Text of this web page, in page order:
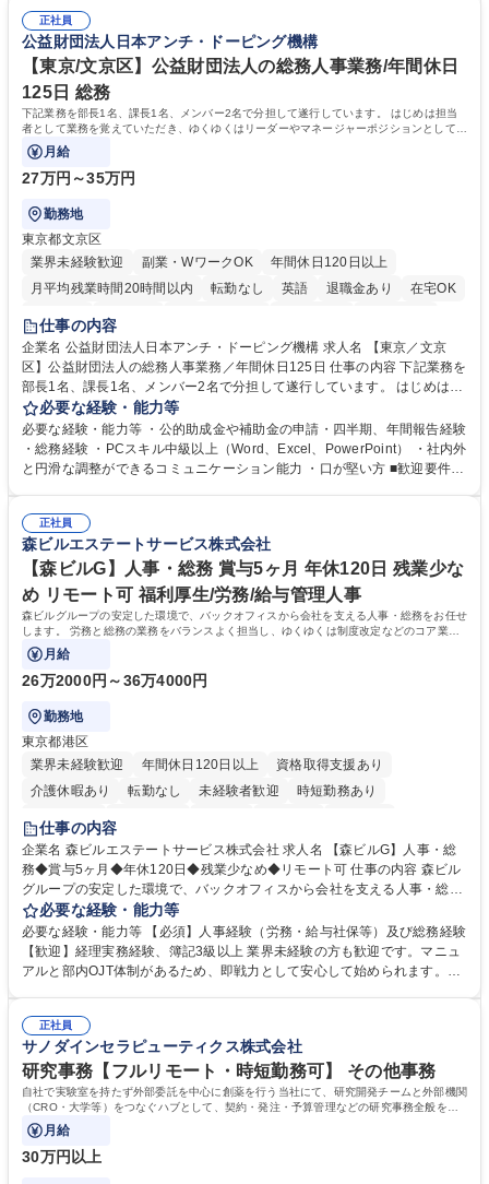
年休120日/デスクワーク中心で残業少なめ
整、資料作成、当日の運営サポート 学歴・資格 学歴：大学院 大学 語学
力： 資格：
正社員
公益財団法人日本アンチ・ドーピング機構
【東京/文京区】公益財団法人の総務人事業務/年間休日
125日 総務
下記業務を部長1名、課長1名、メンバー2名で分担して遂行しています。 はじめは担当
者として業務を覚えていただき、ゆくゆくはリーダーやマネージャーポジションとして活
躍いただくことを期待しています。
月給
27万円～35万円
勤務地
東京都文京区
業界未経験歓迎
副業・WワークOK
年間休日120日以上
月平均残業時間20時間以内
転勤なし 英語 退職金あり
在宅OK
賞与あり
育休あり
食事補助あり
仕事の内容
企業名 公益財団法人日本アンチ・ドーピング機構 求人名 【東京／文京
区】公益財団法人の総務人事業務／年間休日125日 仕事の内容 下記業務を
部長1名、課長1名、メンバー2名で分担して遂行しています。 はじめは担
当者として業務を覚えていただき、ゆくゆくはリーダーやマネージャーポ
ジションとして活躍いただくことを期待しています。 【総務・人事グルー
プの業務内容】 ・人事制度関連 ・採用活動 ・教育研修の企画、実行 ・勤
怠管理 ・官公庁への各種提出 ・法定の会議運営（評議員会、理事会） ・
管理 ・福利厚生関連 ・職員からの問合せ、相談対応 ・その他日常の総務
業務全般 募集職種 【東京／文京区】公益財団法人の総務人事業務／年間
休日125日
必要な経験・能力等
必要な経験・能力等 ・公的助成金や補助金の申請・四半期、年間報告経験
・総務経験 ・PCスキル中級以上（Word、Excel、PowerPoint） ・社内外
と円滑な調整ができるコミュニケーション能力 ・口が堅い方 ■歓迎要件
正社員
森ビルエステートサービス株式会社
【森ビルG】人事・総務 賞与5ヶ月 年休120日 残業少な
め リモート可 福利厚生/労務/給与管理人事
森ビルグループの安定した環境で、バックオフィスから会社を支える人事・総務をお任せ
します。 労務と総務の業務をバランスよく担当し、ゆくゆくは制度改定などのコア業務
にも挑戦できる、やりがいある環境です。
月給
26万2000円～36万4000円
勤務地
東京都港区
業界未経験歓迎
年間休日120日以上
資格取得支援あり
介護休暇あり
転勤なし 未経験者歓迎
時短勤務あり
経験者歓迎
完全週休2日制
交通費支給 長期歓迎 駅近5分以内 土日祝休み
仕事の内容
企業名 森ビルエステートサービス株式会社 求人名 【森ビルG】人事・総
務◆賞与5ヶ月◆年休120日◆残業少なめ◆リモート可 仕事の内容 森ビル
グループの安定した環境で、バックオフィスから会社を支える人事・総務
をお任せします。 労務と総務の業務をバランスよく担当し、ゆくゆくは制
度改定などのコア業務にも挑戦できる、やりがいある環境です。 ■勤怠管
理、給与計算、社会保険手続き、年末調整等の労務管理全般 ■入退社手続
き、社内規定の改定や人事制度改定などのコア業務 ■社内イベントの企画
でも質問・相談できる環境が整っているため、安心して成長できます。 募
集職種 【森ビルG】人事・総務◆賞与5ヶ月◆年休120日◆残業少なめ◆
リモート可
必要な経験・能力等
必要な経験・能力等 【必須】人事経験（労務・給与社保等）及び総務経験
【歓迎】経理実務経験、簿記3級以上 業界未経験の方も歓迎です。マニュ
アルと部内OJT体制があるため、即戦力として安心して始められます。
務に挑戦できるため、自身の成長と組織への貢献度をダイレクトに実感で
きます。 残業少なめ、週1日リモート可など、ワークライフバランスを保
ち長期活躍できる環境です。 「これまでの幅広い経験を活かし、長期的な
キャリアを築きたい」という前向きな意欲と挑戦を全力で応援します。 学
歴・資格 学歴：大学院 大学 高専 短大 専修学校 高校 語学力： 資格：日商
簿記検定1級 日商簿記検定2級 日商簿記検定3級
正社員
サノダインセラピューティクス株式会社
研究事務【フルリモート・時短勤務可】 その他事務
自社で実験室を持たず外部委託を中心に創薬を行う当社にて、研究開発チームと外部機関
（CRO・大学等）をつなぐハブとして、契約・発注・予算管理などの研究事務全般をお
任せします。
月給
30万円以上